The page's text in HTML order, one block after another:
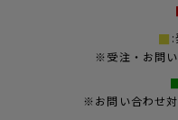
※受注・お問
※お問い合わせ